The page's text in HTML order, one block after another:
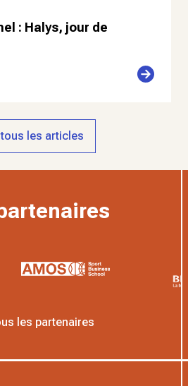
: Halys, jour de
les articles
les partenaires